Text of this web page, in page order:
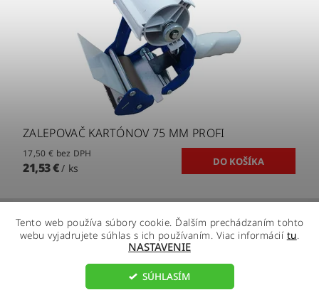
ZALEPOVAČ KARTÓNOV 75 MM PROFI
17,50 € bez DPH
21,53 €/ ks
Tento web používa súbory cookie. Ďalším prechádzaním tohto
webu vyjadrujete súhlas s ich používaním. Viac informácií tu.
NASTAVENIE
SÚHLASÍM